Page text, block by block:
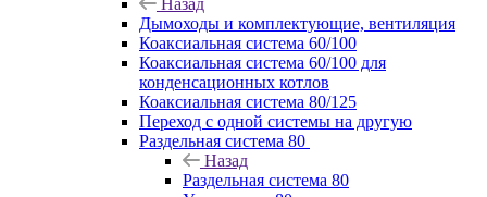
Назад
Дымоходы и комплектующие, вентиляция
Коаксиальная система 60/100
Коаксиальная система 60/100 для
конденсационных котлов
Коаксиальная система 80/125
Переход с одной системы на другую
Раздельная система 80
Назад
Раздельная система 80